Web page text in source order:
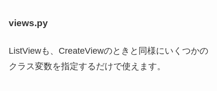
views.py
ListViewも、CreateViewのときと同様にいくつかの
クラス変数を指定するだけで使えます。